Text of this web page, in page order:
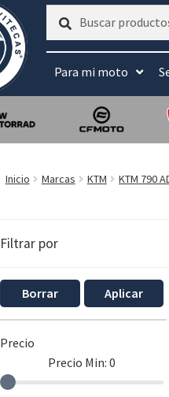
Buscar
Buscar
Para mi moto
Inicio Marcas KTM KTM 790
Filtrar por
Borrar Aplicar
Precio
Precio Min:0